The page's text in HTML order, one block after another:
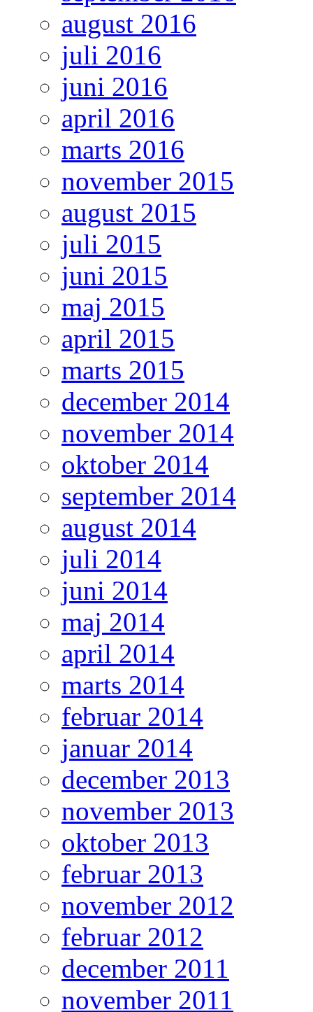
august 2016
juli 2016
juni 2016
april 2016
marts 2016
november 2015
august 2015
juli 2015
juni 2015
maj 2015
april 2015
marts 2015
december 2014
november 2014
oktober 2014
september 2014
august 2014
juli 2014
juni 2014
maj 2014
april 2014
marts 2014
februar 2014
januar 2014
december 2013
november 2013
oktober 2013
februar 2013
november 2012
februar 2012
december 2011
november 2011